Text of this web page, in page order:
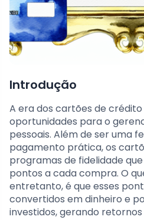
Introdução
A era dos cartões de
oportunidades para o
pessoais. Além de ser uma
pagamento prática, os
programas de fidelidade
pontos a cada compra. O
entretanto, é que esses
convertidos em dinheiro e
investidos, gerando